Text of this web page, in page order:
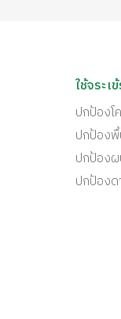
ใช้จระเ
ปกป้องโ
ปกป้อง
ปกป้อง
ปกป้อง